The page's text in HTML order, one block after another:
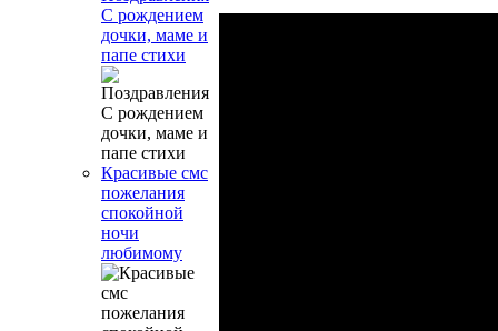
С рождением
дочки, маме и
папе стихи
Красивые смс
пожелания
спокойной
ночи
любимому